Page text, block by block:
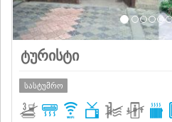
ტურისტი
სასტუმრო